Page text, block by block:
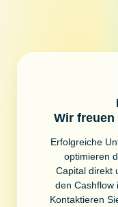
Wir
Erfolgreiche
optimieren
Capital direkt
den Cashflow
Kontaktieren